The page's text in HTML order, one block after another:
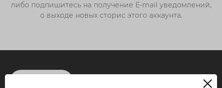
либо подпишитесь на получение E-mail уведомлений,
о выходе новых сторис этого аккаунта.